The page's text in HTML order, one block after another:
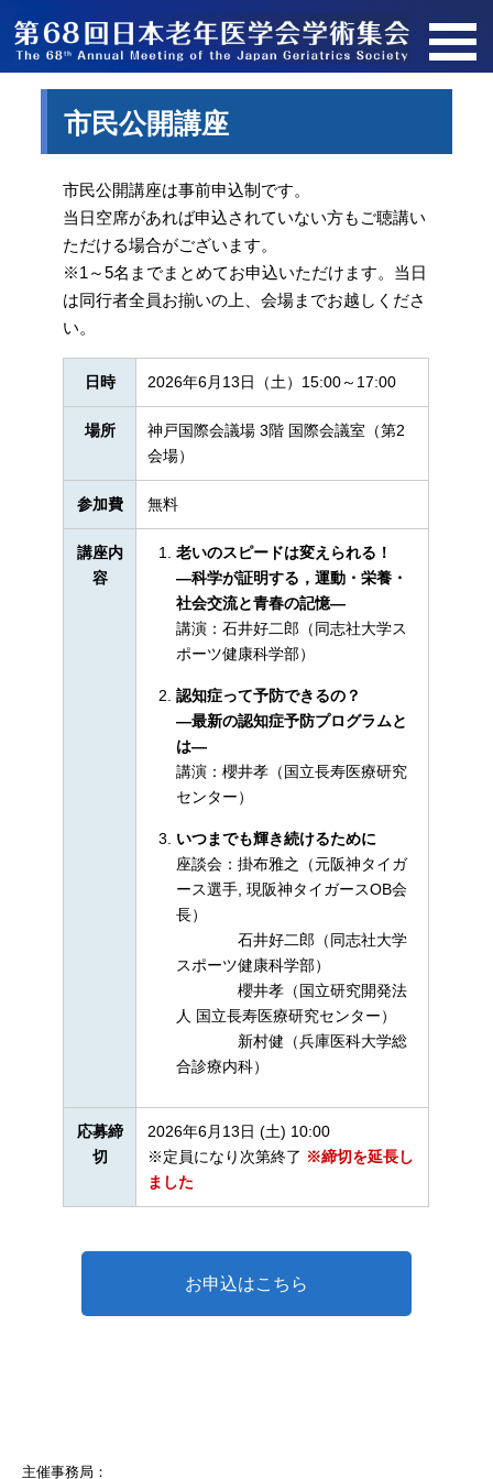
市民公開講座
市民公開講座は事前申込制です。
当日空席があれば申込されていない方もご聴講い
ただける場合がございます。
※1～5名までまとめてお申込いただけます。当日
は同行者全員お揃いの上、会場までお越しくださ
い。
日時 2026年6月13日（土）15:00～17:00
場所
神戸国際会議場 3階 国際会議室（第2
会場）
参加費 無料
講座内
容
老いのスピードは変えられる！
―科学が証明する，運動・栄養・
社会交流と青春の記憶―
講演：石井好二郎（同志社大学ス
ポーツ健康科学部）
認知症って予防できるの？
―最新の認知症予防プログラムと
は―
講演：櫻井孝（国立長寿医療研究
センター）
いつまでも輝き続けるために
座談会：掛布雅之（元阪神タイガ
ース選手, 現阪神タイガースOB会
長）
石井好二郎（同志社大学
スポーツ健康科学部）
櫻井孝（国立研究開発法
人 国立長寿医療研究センター）
新村健（兵庫医科大学総
合診療内科）
応募締
切
2026年6月13日 (土) 10:00
※定員になり次第終了 ※締切を延長し
ました
お申込はこちら
主催事務局：